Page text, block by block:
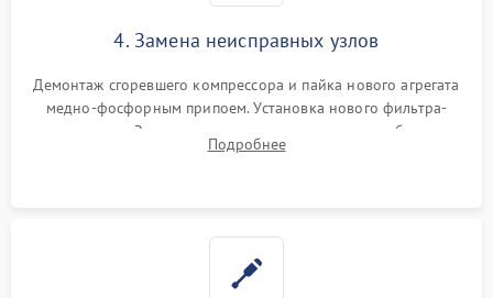
4. Замена неисправных узлов
Демонтаж сгоревшего компрессора и пайка нового агрегата
медно-фосфорным припоем. Установка нового фильтра-
осушителя. Замена изношенных вентиляторов обдува,
сломанных заслонок или поврежденных дверных петель.
Подробнее